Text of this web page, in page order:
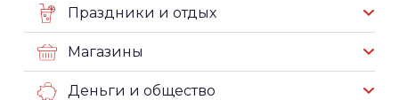
Праздники и отдых
Магазины
Деньги и общество